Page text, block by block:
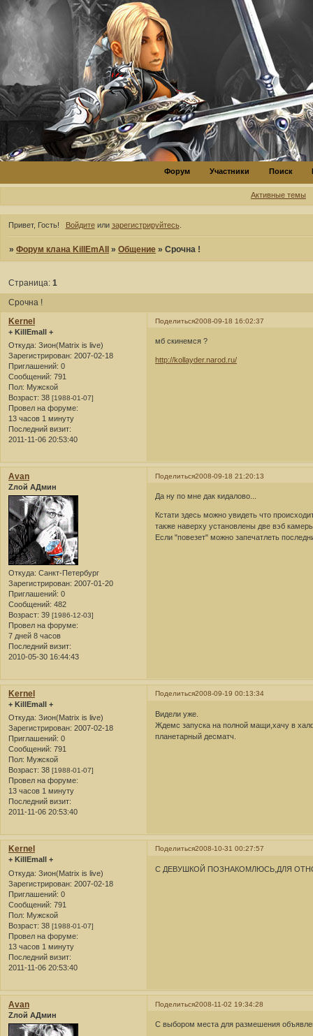
Форум Участники Поиск
Активные темы
Привет, Гость! Войдитеили зарегистрируйтесь.
»Форум клана KillEmAll »Общение »Срочна !
Срочна !
Страница:1
Поделиться2008-09-18 16:02:37
Kernel
+ KillEmall +
Откуда: Зион(Matrix is live)
Зарегистрирован: 2007-02-18
Приглашений: 0
Сообщений: 791
Пол: Мужской
Возраст: 38 [1988-01-07]
Провел на форуме:
13 часов 1 минуту
Последний визит:
2011-11-06 20:53:40
мб скинемся ?
http://kollayder.narod.ru/
Поделиться2008-09-18 21:20:13
Avan
Zлой АДмин
Откуда: Санкт-Петербург
Зарегистрирован: 2007-01-20
Приглашений: 0
Сообщений: 482
Возраст: 39 [1986-12-03]
Провел на форуме:
7 дней 8 часов
Последний визит:
2010-05-30 16:44:43
Да ну по мне дак кидалово...
Кстати здесь можно увидеть что
также наверху установлены две вэб
Если "повезет" можно запечатлеть
Поделиться2008-09-19 00:13:34
Kernel
+ KillEmall +
Откуда: Зион(Matrix is live)
Зарегистрирован: 2007-02-18
Приглашений: 0
Сообщений: 791
Пол: Мужской
Возраст: 38 [1988-01-07]
Провел на форуме:
13 часов 1 минуту
Последний визит:
2011-11-06 20:53:40
Видели уже.
Ждемс запуска на полной мащи,хачу в
планетарный десматч.
Поделиться2008-10-31 00:27:57
Kernel
+ KillEmall +
Откуда: Зион(Matrix is live)
Зарегистрирован: 2007-02-18
Приглашений: 0
Сообщений: 791
Пол: Мужской
Возраст: 38 [1988-01-07]
Провел на форуме:
13 часов 1 минуту
Последний визит:
2011-11-06 20:53:40
С ДЕВУШКОЙ ПОЗНАКОМЛЮСЬ,ДЛЯ
Поделиться2008-11-02 19:34:28
Avan
Zлой АДмин
С выбором места для размешения